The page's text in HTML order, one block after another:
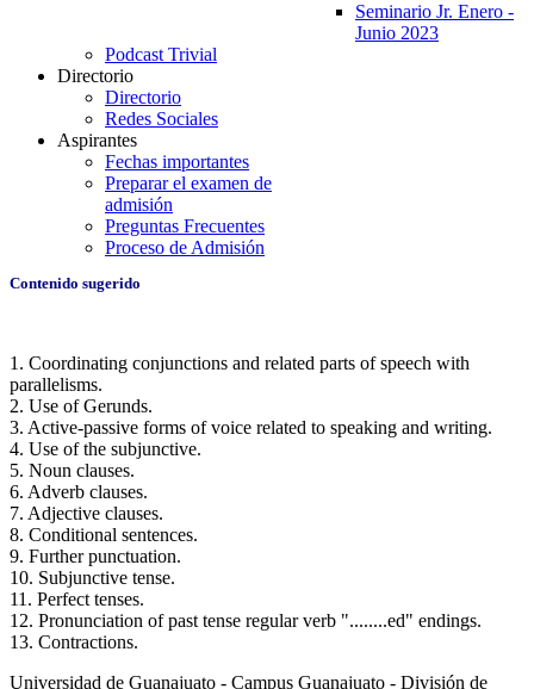
Seminario Jr. Enero -
Junio 2023
Podcast Trivial
Directorio
Directorio
Redes Sociales
Aspirantes
Fechas importantes
Preparar el examen de
admisión
Preguntas Frecuentes
Proceso de Admisión
Contenido sugerido
1. Coordinating conjunctions and related parts of speech with
parallelisms.
2. Use of Gerunds.
3. Active-passive forms of voice related to speaking and writing.
4. Use of the subjunctive.
5. Noun clauses.
6. Adverb clauses.
7. Adjective clauses.
8. Conditional sentences.
9. Further punctuation.
10. Subjunctive tense.
11. Perfect tenses.
12. Pronunciation of past tense regular verb "........ed" endings.
13. Contractions.
Universidad de Guanajuato - Campus Guanajuato - División de